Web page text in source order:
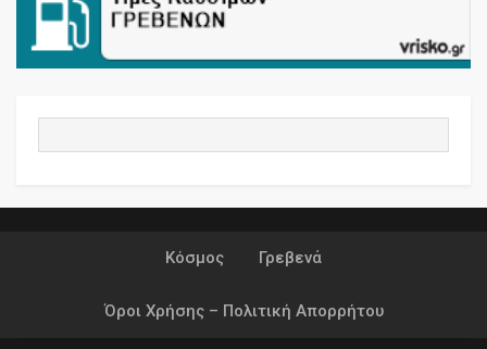
Κόσμος Γρεβενά
Όροι Χρήσης – Πολιτική Απορρήτου